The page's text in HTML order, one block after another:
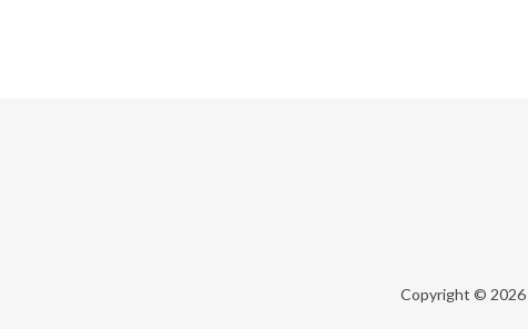
Copyright © 2026